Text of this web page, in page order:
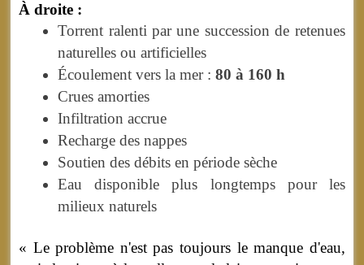
À droite :
Torrent ralenti par une succession de retenues
naturelles ou artificielles
Écoulement vers la mer :80 à 160 h
Crues amorties
Infiltration accrue
Recharge des nappes
Soutien des débits en période sèche
Eau disponible plus longtemps pour les
milieux naturels
« Le problème n'est pas toujours le manque d'eau,